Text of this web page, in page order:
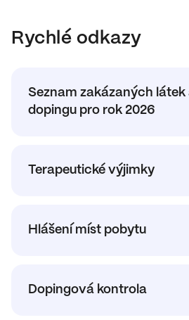
Rychlé odkazy
Seznam zakázaných látek
dopingu pro rok 2026
Terapeutické výjimky
Hlášení míst pobytu
Dopingová kontrola